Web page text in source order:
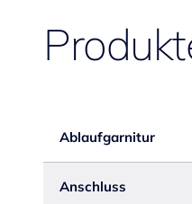
Ablaufgarnitur
Anschluss